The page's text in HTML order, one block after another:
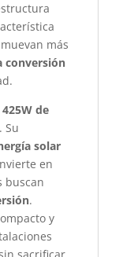
más
conversión
de
Su
solar
en
buscan
.
y